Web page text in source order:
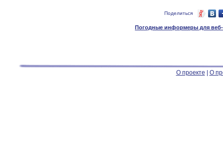
Поделиться
Погодные информеры для веб-
О проекте О